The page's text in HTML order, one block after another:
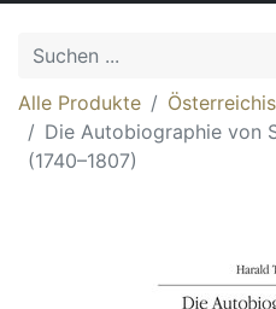
Alle Produkte
Die Autobiographie von
(1740–1807)